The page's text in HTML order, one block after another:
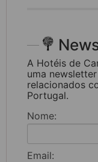
A Hotéis de
uma
relacionados
Portugal.
Nome:
Email: